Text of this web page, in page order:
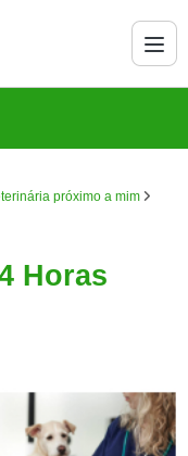
próximo a mim
Horas